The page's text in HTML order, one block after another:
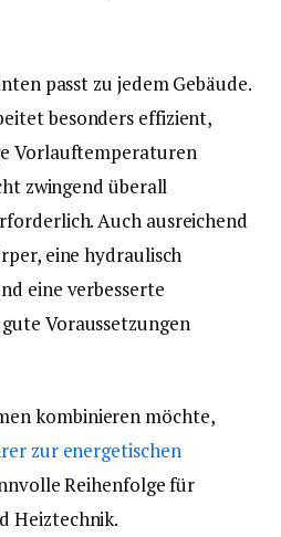
passt zu jedem Gebäude.
besonders effizient,
Vorlauftemperaturen
zwingend überall
Auch ausreichend
eine hydraulisch
eine verbesserte
Voraussetzungen
kombinieren möchte,
zur energetischen
Reihenfolge für
Heiztechnik.